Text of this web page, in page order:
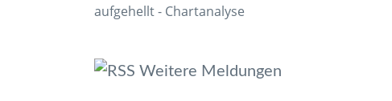
aufgehellt - Chartanalyse
Weitere Meldungen